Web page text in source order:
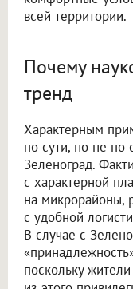
всей территории.
Почему
тренд
Характерным
по сути, но не по
Зеленоград.
с характерной
на микрорайоны,
с удобной
В случае с
поскольку